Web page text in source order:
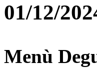
01/12/
Menù